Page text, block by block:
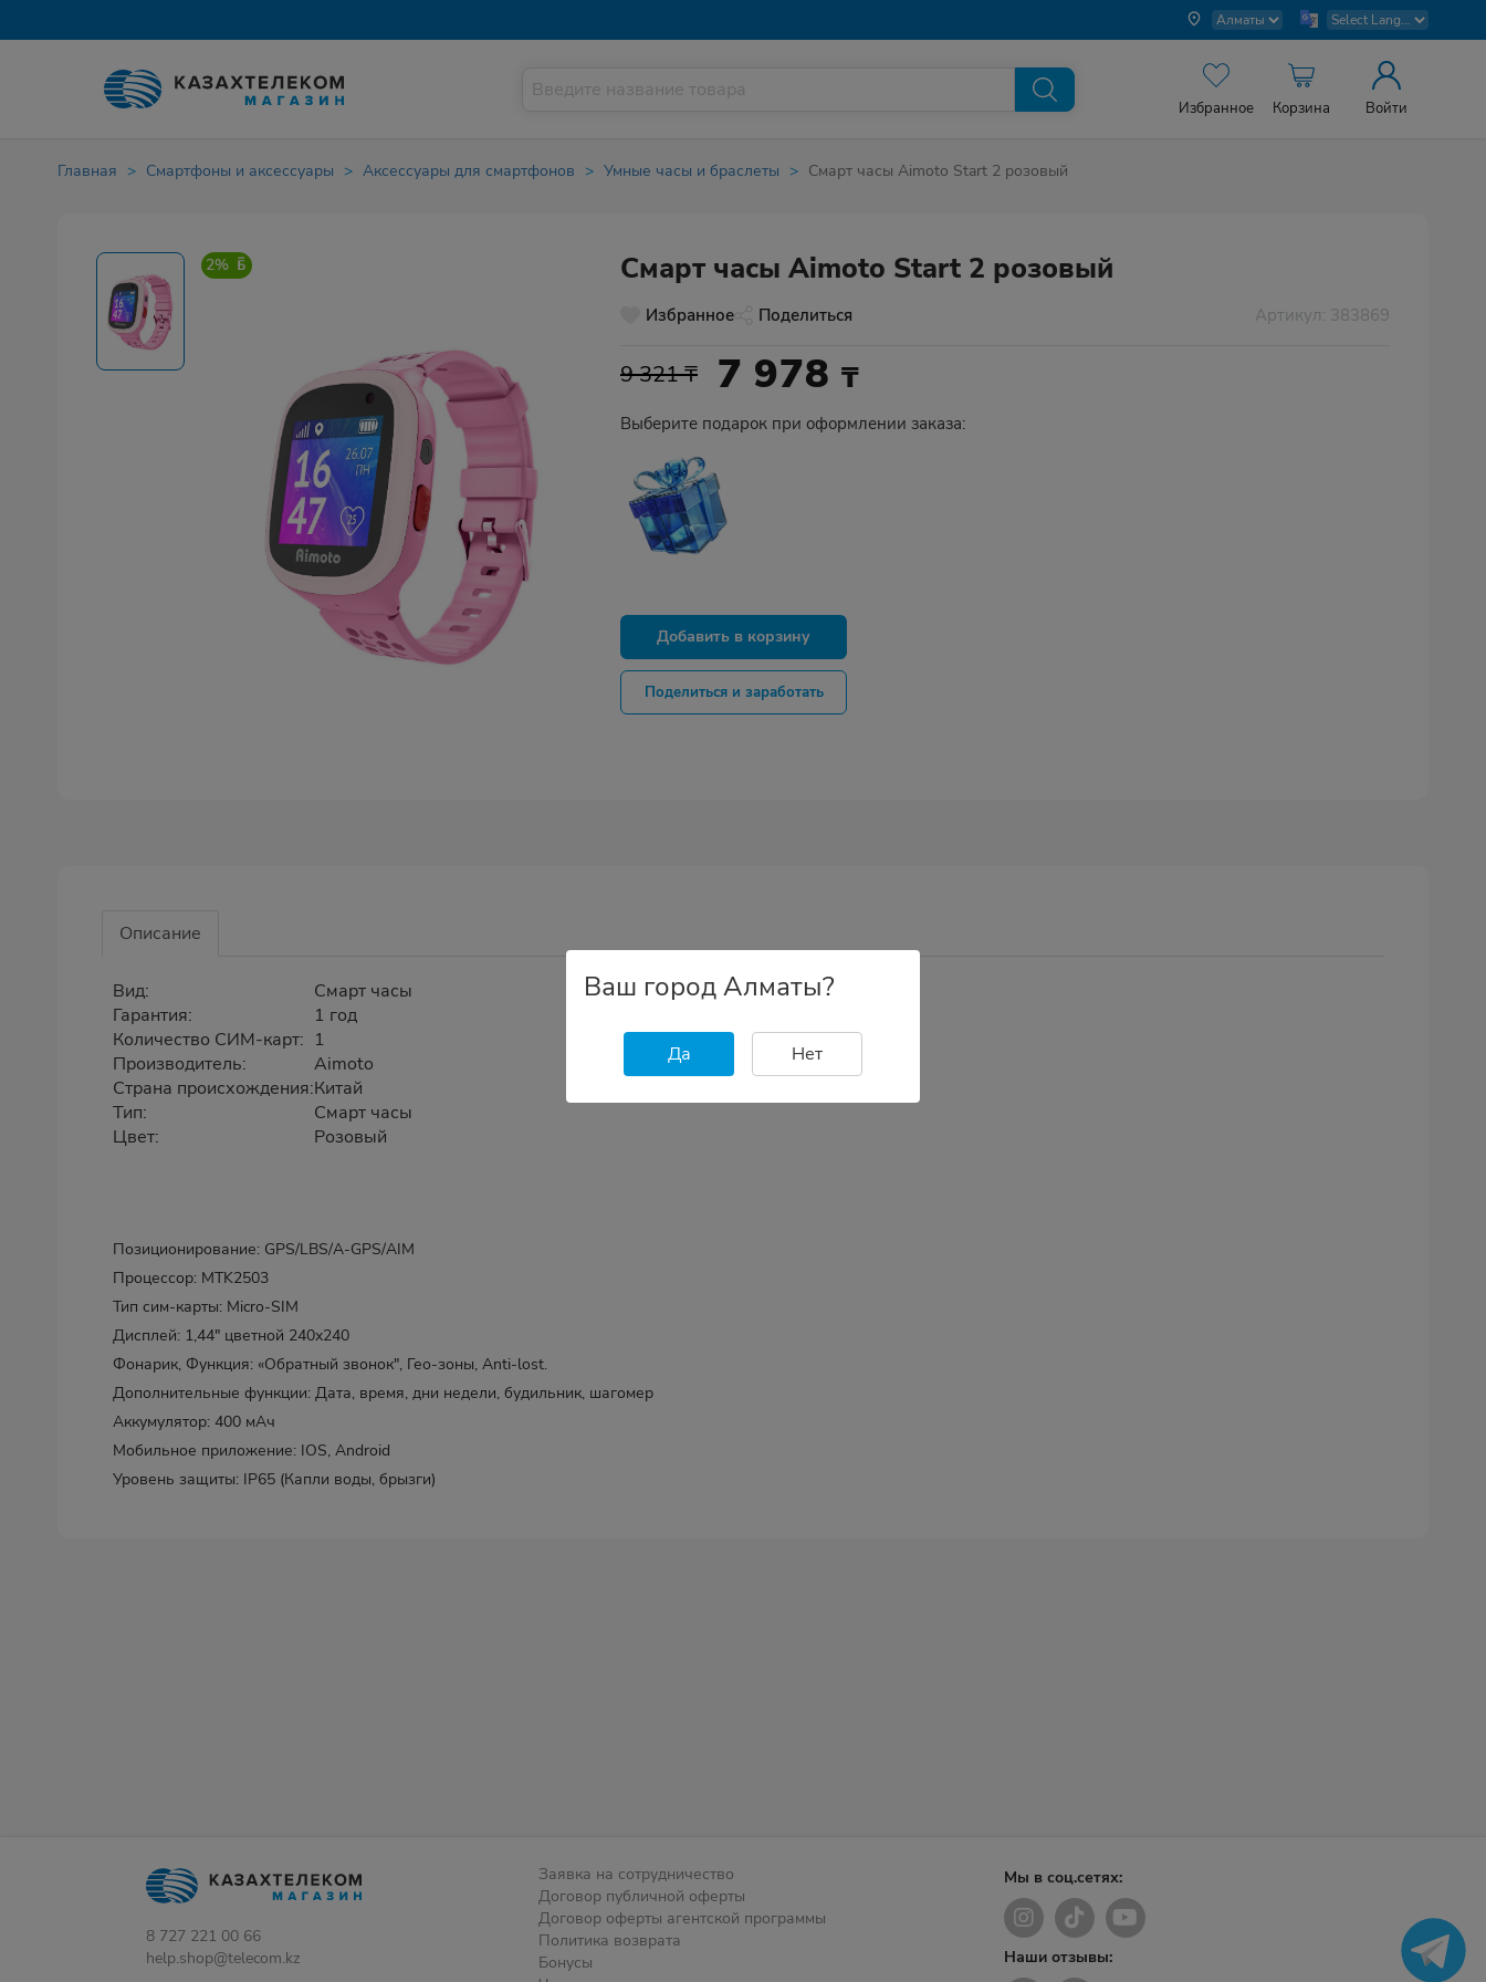
Избранное Корзина Войти
Главная Смартфоны и аксессуары Аксессуары для смартфонов Умные часы и браслеты Смарт часы Aimoto Start 2 розовый
2% Смарт часы Aimoto Start 2 розовый
Избранное Поделиться Артикул: 383869
9 321 ₸ 7 978₸
Выберите подарок при оформлении заказа:
Добавить в корзину
Поделиться и заработать
Описание
Вид:
Смарт часы
Гарантия:
1 год
Количество СИМ-карт: 1
Производитель:
Aimoto
Страна происхождения:Китай
Тип:
Смарт часы
Цвет:
Розовый
Позиционирование: GPS/LBS/A-GPS/AIM
Процессор: MTK2503
Тип сим-карты: Micro-SIM
Дисплей: 1,44" цветной 240х240
Фонарик, Функция: «Обратный звонок", Гео-зоны, Anti-lost.
Дополнительные функции: Дата, время, дни недели, будильник, шагомер
Аккумулятор: 400 мАч
Мобильное приложение: IOS, Android
Уровень защиты: IP65 (Капли воды, брызги)
8 727 221 00 66
help.shop@telecom.kz
Заявка на сотрудничество
Договор публичной оферты
Договор оферты агентской программы
Политика возврата
Бонусы
Мы в соц.сетях:
Наши отзывы:
Ваш город Алматы?
Да Нет